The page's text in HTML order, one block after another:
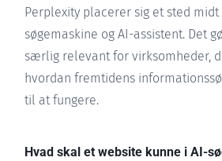
Perplexity placerer sig et sted
søgemaskine og AI-assistent. Det
særlig relevant for virksomheder,
hvordan fremtidens
til at fungere.
Hvad skal et website kunne i AI-